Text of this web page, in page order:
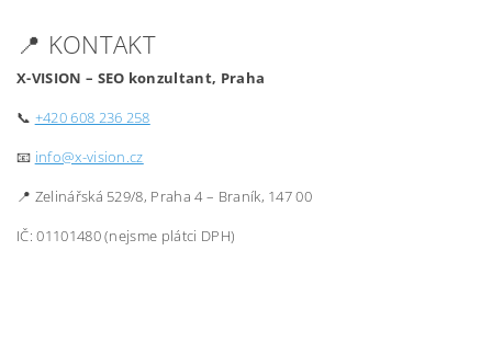
📍 KONTAKT
X-VISION – SEO konzultant, Praha
📞 +420 608 236 258
📧 info@x-vision.cz
📍 Zelinářská 529/8, Praha 4 – Braník, 147 00
IČ: 01101480 (nejsme plátci DPH)